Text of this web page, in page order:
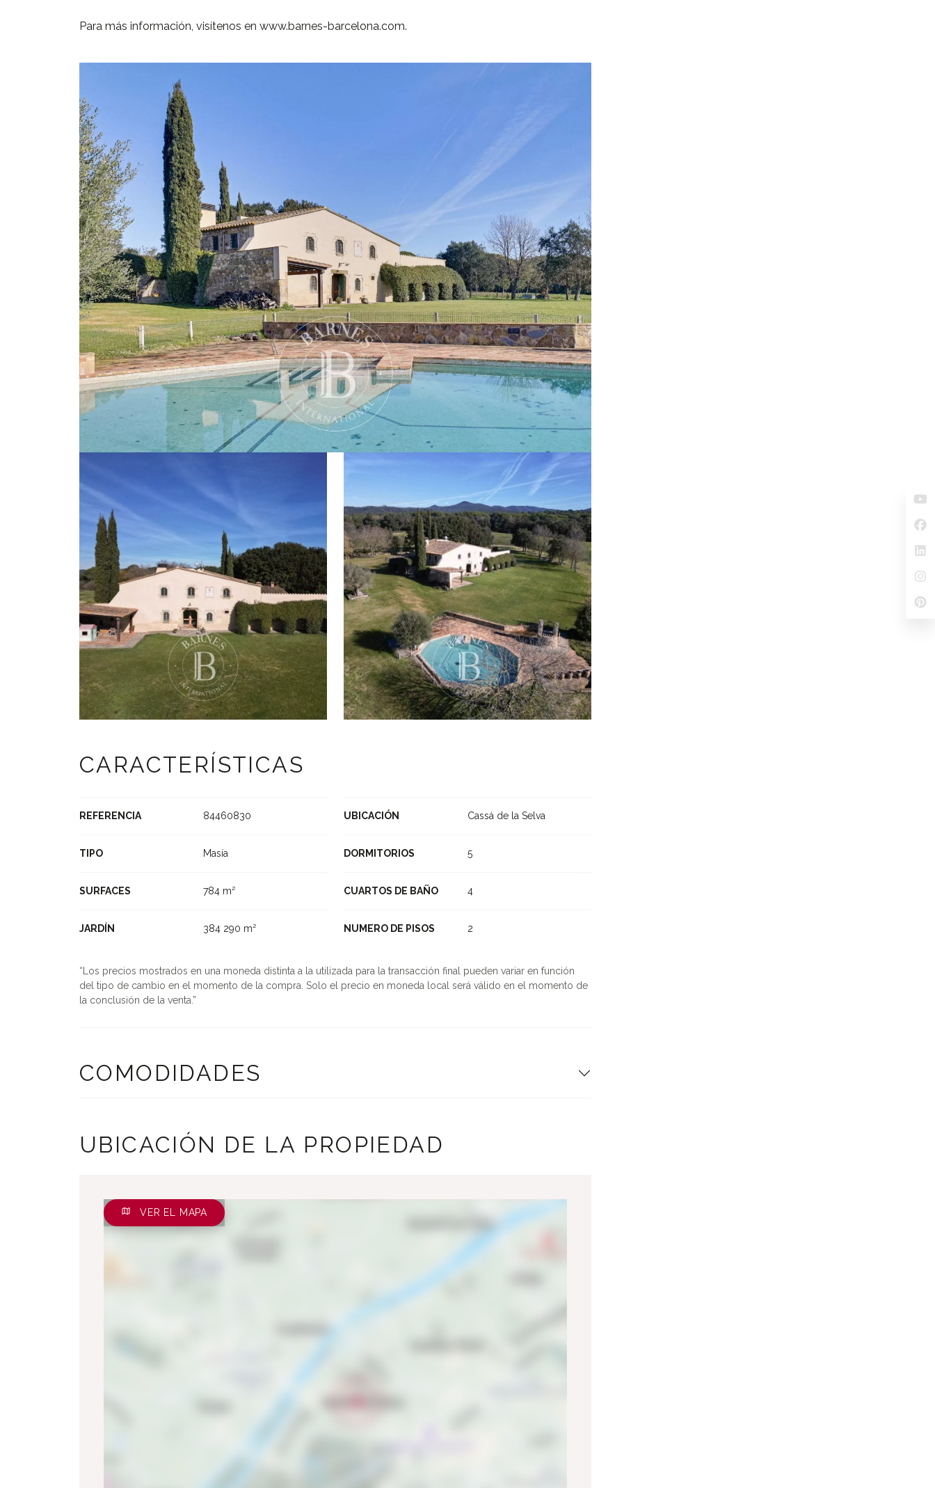
Para más información, visítenos en www.barnes-barcelona.com.
CARACTERÍSTICAS
REFERENCIA 84460830 UBICACIÓN Cassá de la Selva
TIPO Masía DORMITORIOS 5
SURFACES 784 m² CUARTOS DE BAÑO 4
JARDÍN 384 290 m² NUMERO DE PISOS 2
Los precios mostrados en una moneda distinta a la utilizada para la transacción final pueden variar en función
del tipo de cambio en el momento de la compra. Solo el precio en moneda local será válido en el momento de
la conclusión de la venta.
COMODIDADES
UBICACIÓN DE LA PROPIEDAD
VER EL MAPA